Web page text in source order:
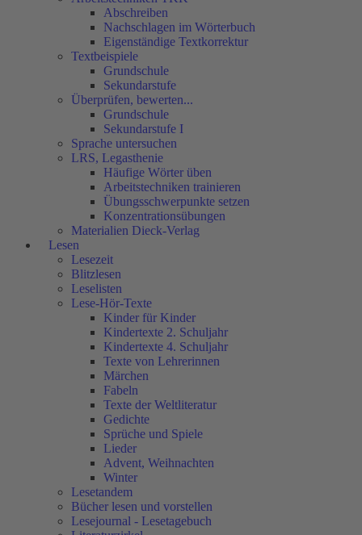
Abschreiben
Nachschlagen im Wörterbuch
Eigenständige Textkorrektur
Textbeispiele
Grundschule
Sekundarstufe
Überprüfen, bewerten...
Grundschule
Sekundarstufe I
Sprache untersuchen
LRS, Legasthenie
Häufige Wörter üben
Arbeitstechniken trainieren
Übungsschwerpunkte setzen
Konzentrationsübungen
Materialien Dieck-Verlag
Lesen
Lesezeit
Blitzlesen
Leselisten
Lese-Hör-Texte
Kinder für Kinder
Kindertexte 2. Schuljahr
Kindertexte 4. Schuljahr
Texte von Lehrerinnen
Märchen
Fabeln
Texte der Weltliteratur
Gedichte
Sprüche und Spiele
Lieder
Advent, Weihnachten
Winter
Lesetandem
Bücher lesen und vorstellen
Lesejournal - Lesetagebuch